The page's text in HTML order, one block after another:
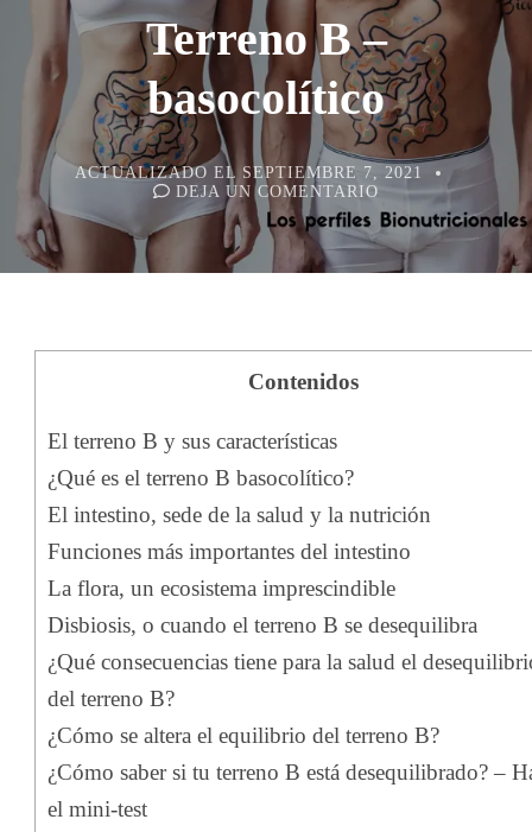
Terreno B –
basocolítico
ACTUALIZADO EL SEPTIEMBRE 7, 2021
DEJA UN COMENTARIO
TERRENO
B
–
BASOCOLÍTICO
Contenidos
El terreno B y sus características
¿Qué es el terreno B basocolítico?
El intestino, sede de la salud y la nutrición
Funciones más importantes del intestino
La flora, un ecosistema imprescindible
Disbiosis, o cuando el terreno B se desequilibra
¿Qué consecuencias tiene para la salud el
del terreno B?
¿Cómo se altera el equilibrio del terreno B?
¿Cómo saber si tu terreno B está desequilibrado? –
el mini-test